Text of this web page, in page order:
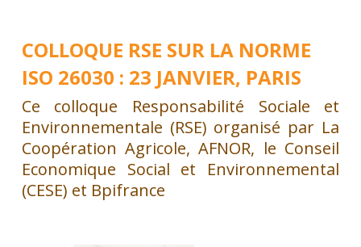
COLLOQUE RSE SUR LA NORME
ISO 26030 : 23 JANVIER, PARIS
Ce colloque Responsabilité Sociale et
Environnementale (RSE) organisé par La
Coopération Agricole, AFNOR, le Conseil
Economique Social et Environnemental
(CESE) et Bpifrance